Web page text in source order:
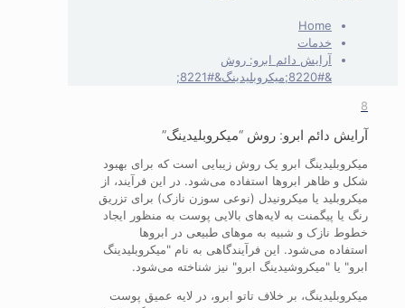
Home
خدمات
آرایش دائم ابرو: روش
&#8220;میکروبلیدینگ&#8221;
8
آرایش دائم ابرو: روش “میکروبلیدینگ”
میکروبلیدینگ ابرو یک روش زیبایی است که برای بهبود
شکل و ظاهر ابروها استفاده می‌شود. در این فرآیند، از
میکروبلید یا میکرونیدل (نوعی سوزن نازک) برای تزریق
رنگ یا پیگمنت به لایه‌های بالایی پوست به منظور ایجاد
خطوط نازک و شبیه به موهای طبیعی در ابروها
استفاده می‌شود. این فرآیندگاهی به نام "میکروبلیدینگ
ابرو" یا "میکروشیدینگ ابرو" نیز شناخته می‌شود.
میکروبلیدینگ، بر خلاف تاتو ابرو، در لایه عمیق پوست